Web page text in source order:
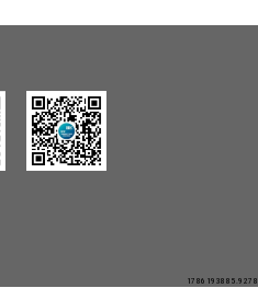
1786193885.9278